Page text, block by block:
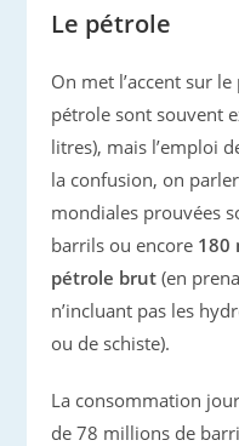
Le pétrole
On met l’accent sur
pétrole sont souvent
litres), mais l’emploi
la confusion, on
mondiales prouvées
barrils ou encore 180
pétrole brut (en
n’incluant pas les
ou de schiste).
La consommation
de 78 millions de